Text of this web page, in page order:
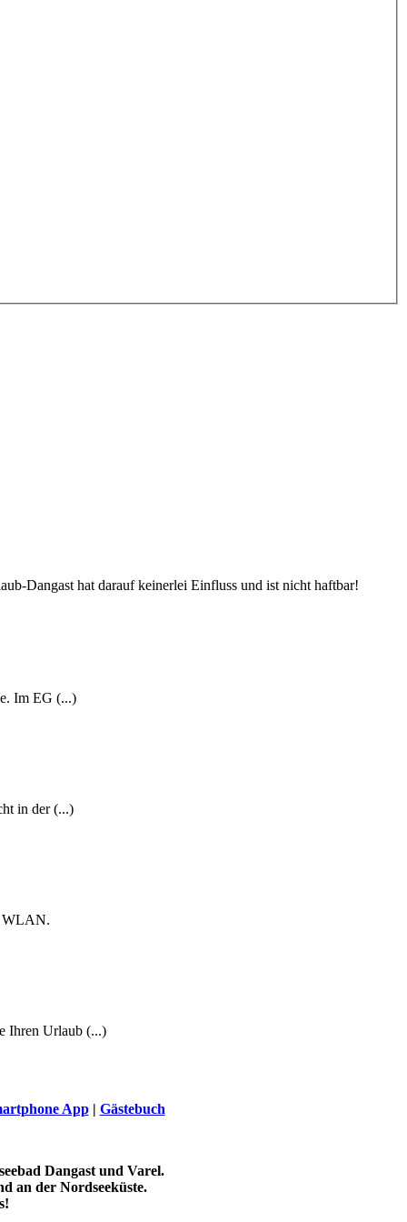
Dangast hat darauf keinerlei Einfluss und ist nicht haftbar!
Im EG (...)
in der (...)
WLAN.
Ihren Urlaub (...)
App| Gästebuch
Dangast und Varel.
an der Nordseeküste.